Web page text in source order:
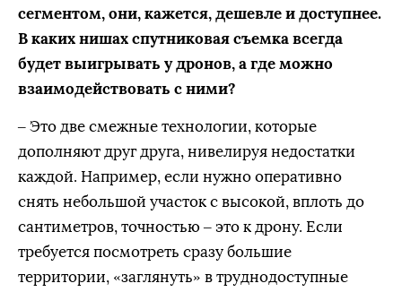
сегментом, они, кажется, дешевле и доступнее.
В каких нишах спутниковая съемка всегда
будет выигрывать у дронов, а где можно
взаимодействовать с ними?
– Это две смежные технологии, которые
дополняют друг друга, нивелируя недостатки
каждой. Например, если нужно оперативно
снять небольшой участок с высокой, вплоть до
сантиметров, точностью – это к дрону. Если
требуется посмотреть сразу большие
территории, «заглянуть» в труднодоступные